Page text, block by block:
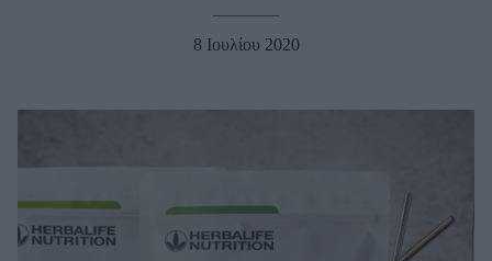
Beauty - Ομορφιά
Skincare
Μακιγιάζ
Well being
8 Ιουλίου 2020